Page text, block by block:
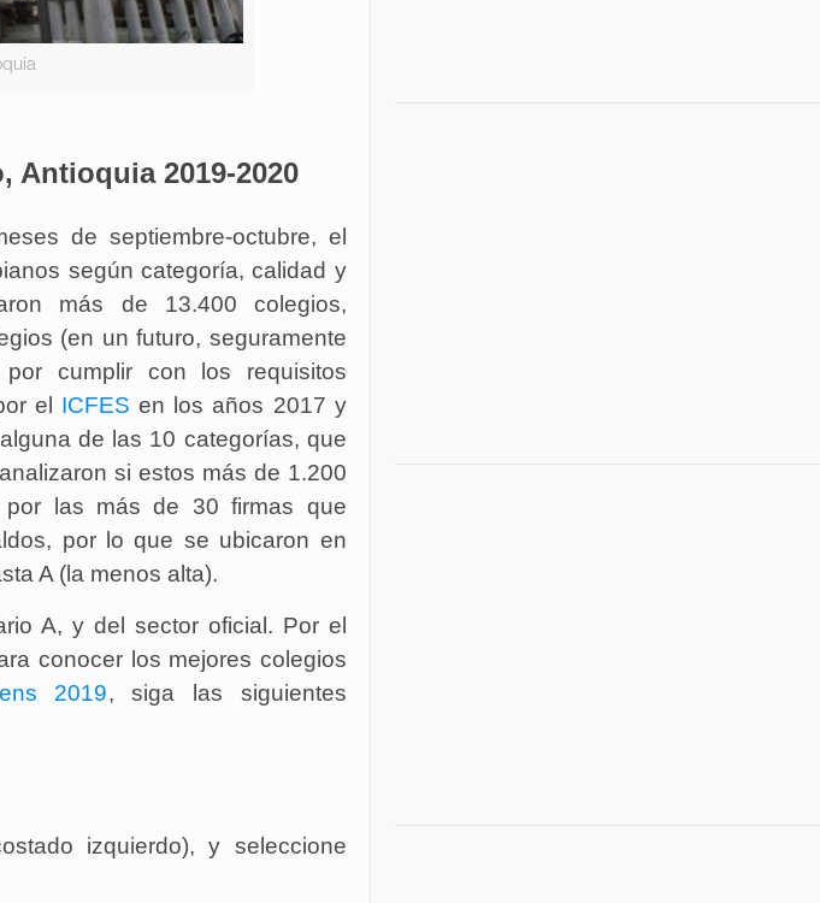
Antioquia 2019-2020
de septiembre-octubre, el
según categoría, calidad y
más de 13.400 colegios,
(en un futuro, seguramente
cumplir con los requisitos
el ICFES en los años 2017 y
de las 10 categorías, que
si estos más de 1.200
por las más de 30 firmas que
por lo que se ubicaron en
A (la menos alta).
A, y del sector oficial. Por el
conocer los mejores colegios
2019, siga las siguientes
izquierdo), y seleccione